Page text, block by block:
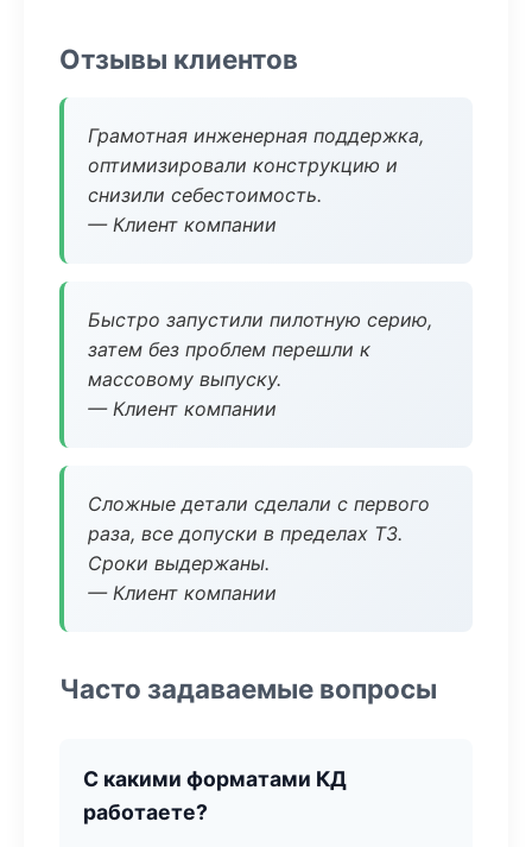
Отзывы клиентов
Грамотная инженерная поддержка,
оптимизировали конструкцию и
снизили себестоимость.
— Клиент компании
Быстро запустили пилотную серию,
затем без проблем перешли к
массовому выпуску.
— Клиент компании
Сложные детали сделали с первого
раза, все допуски в пределах ТЗ.
Сроки выдержаны.
— Клиент компании
Часто задаваемые вопросы
С какими форматами КД
работаете?